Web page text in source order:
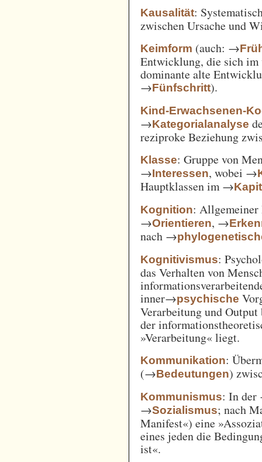
Kausalität:
zwischen Ursache und
Keimform (auch: →
Entwicklung, die sich im
dominante alte
→Fünfschritt).
Kind-Erwachsenen-
→Kategorialanalyse
reziproke Beziehung
Klasse: Gruppe von
→Interessen, wobei →
Hauptklassen im →
Kognition: Allgemeiner
→Orientieren, →
nach →
Kognitivismus:
das Verhalten von
inner→psychische
Verarbeitung und
der
»Verarbeitung« liegt.
Kommunikation:
(→Bedeutungen)
Kommunismus: In
→Sozialismus; nach
Manifest«) eine
eines jeden die
ist«.